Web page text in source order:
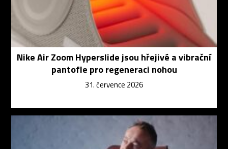
Nike Air Zoom Hyperslide jsou hřejivé a vibrační
pantofle pro regeneraci nohou
31. července 2026